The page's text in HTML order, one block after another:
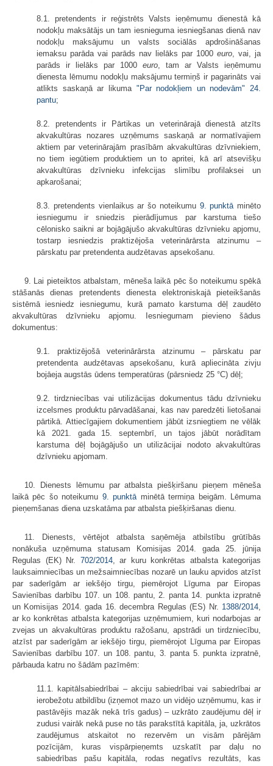
8.1. pretendents ir reģistrēts Valsts ieņēmumu dienestā kā
nodokļu maksātājs un tam iesnieguma iesniegšanas dienā nav
nodokļu maksājumu un valsts sociālās apdrošināšanas
iemaksu parāda vai parāds nav lielāks par 1000 euro , vai, ja
parāds ir lielāks par 1000 euro , tam ar Valsts ieņēmumu
dienesta lēmumu nodokļu maksājumu termiņš ir pagarināts vai
atlikts saskaņā ar likuma "Par nodokļiem un nodevām"
24.
pantu;
8.2. pretendents ir Pārtikas un veterinārajā dienestā atzīts
akvakultūras nozares uzņēmums saskaņā ar normatīvajiem
aktiem par veterinārajām prasībām akvakultūras dzīvniekiem,
no tiem iegūtiem produktiem un to apritei, kā arī atsevišķu
akvakultūras dzīvnieku infekcijas slimību profilaksei un
apkarošanai;
8.3. pretendents vienlaikus ar šo noteikumu 9. punktā minēto
iesniegumu ir sniedzis pierādījumus par karstuma tiešo
cēlonisko saikni ar bojāgājušo akvakultūras dzīvnieku apjomu,
tostarp iesniedzis praktizējoša veterinārārsta atzinumu –
pārskatu par pretendenta audzētavas apsekošanu.
9. Lai pieteiktos atbalstam, mēneša laikā pēc šo noteikumu spēkā
stāšanās dienas pretendents dienesta elektroniskajā pieteikšanās
sistēmā iesniedz iesniegumu, kurā pamato karstuma dēļ zaudēto
akvakultūras dzīvnieku apjomu. Iesniegumam pievieno šādus
dokumentus:
9.1. praktizējošā veterinārārsta atzinumu – pārskatu par
pretendenta audzētavas apsekošanu, kurā apliecināta zivju
bojāeja augstās ūdens temperatūras (pārsniedz 25 °C) dēļ;
9.2. tirdzniecības vai utilizācijas dokumentus tādu dzīvnieku
izcelsmes produktu pārvadāšanai, kas nav paredzēti lietošanai
pārtikā. Attiecīgajiem dokumentiem jābūt izsniegtiem ne vēlāk
kā 2021. gada 15. septembrī, un tajos jābūt norādītam
karstuma dēļ bojāgājušo un utilizācijai nodoto akvakultūras
dzīvnieku apjomam.
10. Dienests lēmumu par atbalsta piešķiršanu pieņem mēneša
laikā pēc šo noteikumu 9. punktā minētā termiņa beigām. Lēmuma
pieņemšanas diena uzskatāma par atbalsta piešķiršanas dienu.
11. Dienests, vērtējot atbalsta saņēmēja atbilstību grūtībās
nonākuša uzņēmuma statusam Komisijas 2014. gada 25. jūnija
Regulas (EK) Nr. 702/2014, ar kuru konkrētas atbalsta kategorijas
lauksaimniecības un mežsaimniecības nozarē un lauku apvidos atzīst
par saderīgām ar iekšējo tirgu, piemērojot Līguma par Eiropas
Savienības darbību 107. un 108. pantu, 2. panta 14. punkta izpratnē
un Komisijas 2014. gada 16. decembra Regulas (ES) Nr. 1388/2014
ar ko konkrētas atbalsta kategorijas uzņēmumiem, kuri nodarbojas ar
zvejas un akvakultūras produktu ražošanu, apstrādi un tirdzniecību,
atzīst par saderīgām ar iekšējo tirgu, piemērojot Līguma par Eiropas
Savienības darbību 107. un 108. pantu, 3. panta 5. punkta izpratnē,
pārbauda katru no šādām pazīmēm:
11.1. kapitālsabiedrībai – akciju sabiedrībai vai sabiedrībai ar
ierobežotu atbildību (izņemot mazo un vidējo uzņēmumu, kas ir
pastāvējis mazāk nekā trīs gadus) – uzkrāto zaudējumu dēļ ir
zudusi vairāk nekā puse no tās parakstītā kapitāla, ja, uzkrātos
zaudējumus atskaitot no rezervēm un visām pārējām
pozīcijām, kuras vispārpieņemts uzskatīt par daļu no
sabiedrības pašu kapitāla, rodas negatīvs rezultāts, kas